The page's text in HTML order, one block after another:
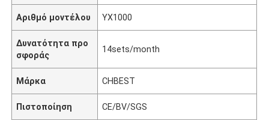
Αριθμό μοντέλου YX1000
Δυνατότητα προ
σφοράς
14sets/month
Μάρκα CHBEST
Πιστοποίηση CE/BV/SGS